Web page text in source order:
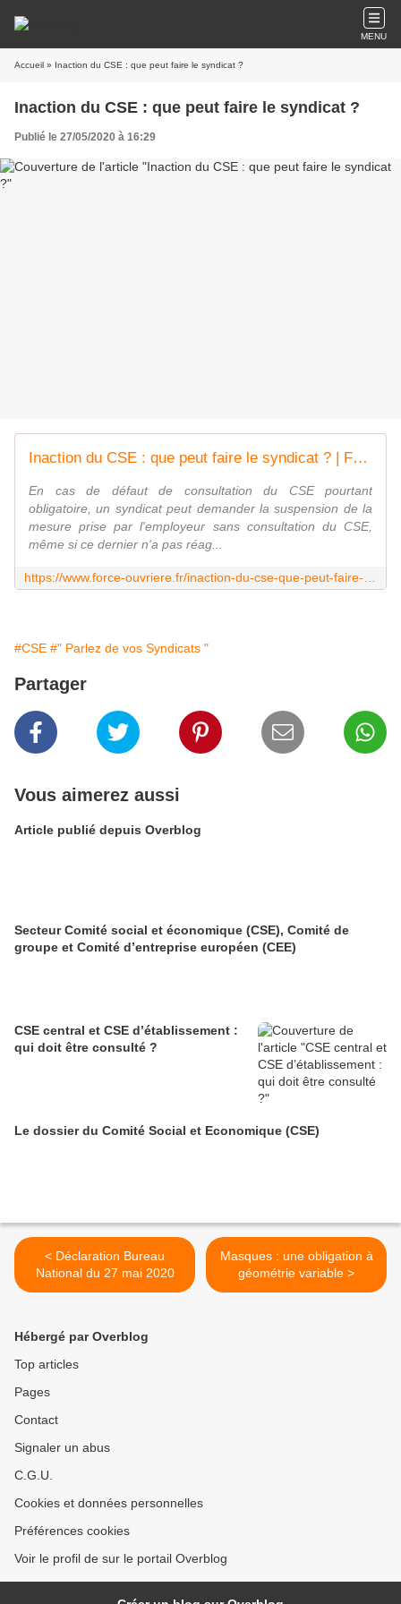
MENU
Accueil » Inaction du CSE : que peut faire le syndicat ?
Inaction du CSE : que peut faire le syndicat ?
Publié le 27/05/2020 à 16:29
Inaction du CSE : que peut faire le syndicat ? | Force Ouvrière
En cas de défaut de consultation du CSE pourtant
obligatoire, un syndicat peut demander la suspension de la
mesure prise par l'employeur sans consultation du CSE,
même si ce dernier n'a pas réag...
#CSE #" Parlez de vos Syndicats "
Partager
Vous aimerez aussi
Article publié depuis Overblog
Secteur Comité social et économique (CSE), Comité de
groupe et Comité d’entreprise européen (CEE)
CSE central et CSE d’établissement :
qui doit être consulté ?
Le dossier du Comité Social et Economique (CSE)
< Déclaration Bureau
National du 27 mai 2020
Masques : une obligation à
géométrie variable >
Hébergé par Overblog
Top articles
Pages
Contact
Signaler un abus
C.G.U.
Cookies et données personnelles
Préférences cookies
Voir le profil de sur le portail Overblog